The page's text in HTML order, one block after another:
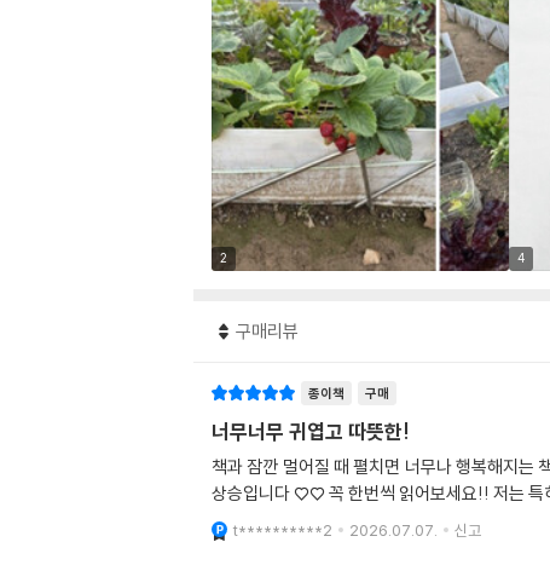
2 4
구매리뷰
종이책 구매
너무너무 귀엽고 따뜻한!
책과 잠깐 멀어질 때 펼치면 너무나 행복해지는
상승입니다 ♡♡ 꼭 한번씩 읽어보세요!! 저는 특
t**********2 2026.07.07. 신고